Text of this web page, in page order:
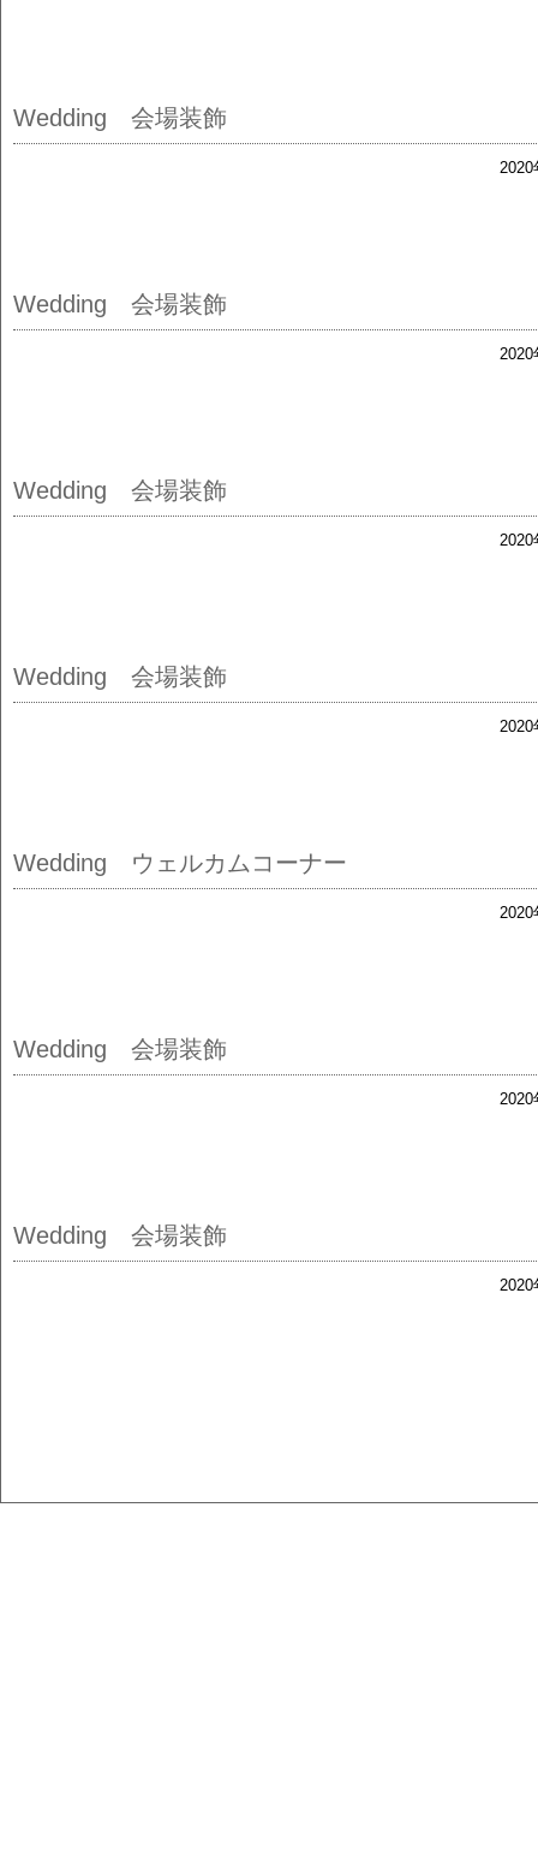
Wedding 会場装飾
Wedding 会場装飾
Wedding 会場装飾
Wedding 会場装飾
Wedding ウェルカムコーナー
Wedding 会場装飾
Wedding 会場装飾